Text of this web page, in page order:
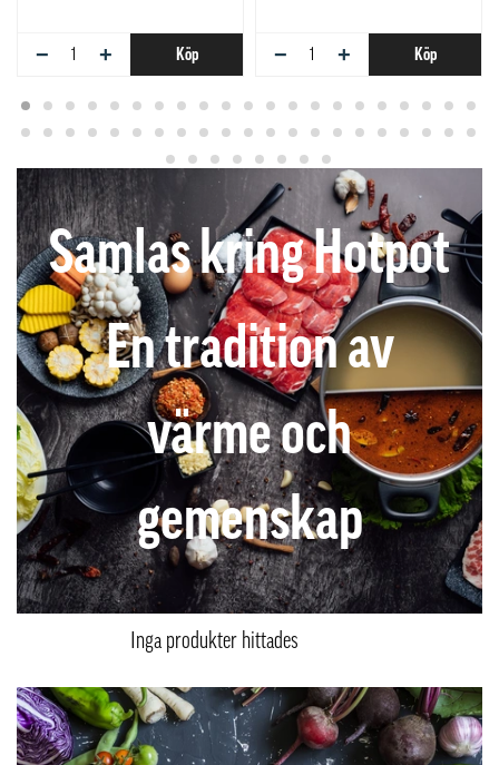
− + Köp − + Köp
Samlas kring Hotpot
En tradition av
värme och
gemenskap
Inga produkter hittades